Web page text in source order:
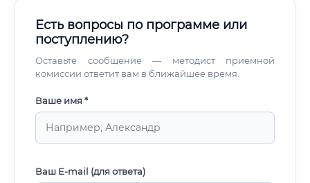
Есть вопросы по программе или
поступлению?
Оставьте сообщение — методист приемной
комиссии ответит вам в ближайшее время.
Ваше имя *
Ваш E-mail (для ответа)